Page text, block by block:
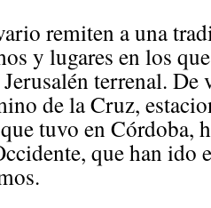
remiten a una
y lugares en los
terrenal. De
de la Cruz,
tuvo en Córdoba,
que han